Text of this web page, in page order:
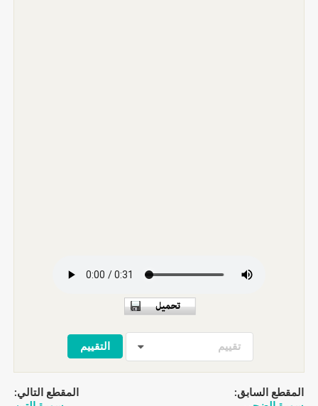
تقييم
المقطع السابق:
المقطع التالي: